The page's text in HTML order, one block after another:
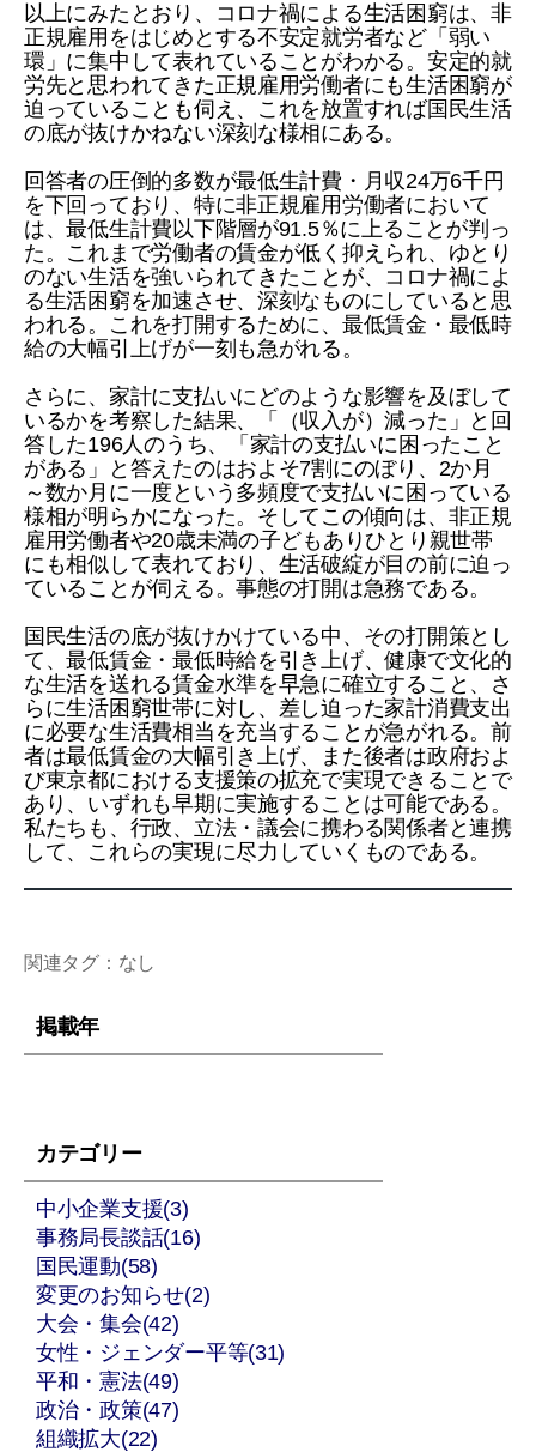
以上にみたとおり、コロナ禍による生活困窮は、非
正規雇用をはじめとする不安定就労者など「弱い
環」に集中して表れていることがわかる。安定的就
労先と思われてきた正規雇用労働者にも生活困窮が
迫っていることも伺え、これを放置すれば国民生活
の底が抜けかねない深刻な様相にある。
回答者の圧倒的多数が最低生計費・月収24万6千円
を下回っており、特に非正規雇用労働者において
は、最低生計費以下階層が91.5％に上ることが判っ
た。これまで労働者の賃金が低く抑えられ、ゆとり
のない生活を強いられてきたことが、コロナ禍によ
る生活困窮を加速させ、深刻なものにしていると思
われる。これを打開するために、最低賃金・最低時
給の大幅引上げが一刻も急がれる。
さらに、家計に支払いにどのような影響を及ぼして
いるかを考察した結果、「（収入が）減った」と回
答した196人のうち、「家計の支払いに困ったこと
がある」と答えたのはおよそ7割にのぼり、2か月
～数か月に一度という多頻度で支払いに困っている
様相が明らかになった。そしてこの傾向は、非正規
雇用労働者や20歳未満の子どもありひとり親世帯
にも相似して表れており、生活破綻が目の前に迫っ
ていることが伺える。事態の打開は急務である。
国民生活の底が抜けかけている中、その打開策とし
て、最低賃金・最低時給を引き上げ、健康で文化的
な生活を送れる賃金水準を早急に確立すること、さ
らに生活困窮世帯に対し、差し迫った家計消費支出
に必要な生活費相当を充当することが急がれる。前
者は最低賃金の大幅引き上げ、また後者は政府およ
び東京都における支援策の拡充で実現できることで
あり、いずれも早期に実施することは可能である。
私たちも、行政、立法・議会に携わる関係者と連携
して、これらの実現に尽力していくものである。
関連タグ：なし
掲載年
カテゴリー
中小企業支援(3)
事務局長談話(16)
国民運動(58)
変更のお知らせ(2)
大会・集会(42)
女性・ジェンダー平等(31)
平和・憲法(49)
政治・政策(47)
組織拡大(22)